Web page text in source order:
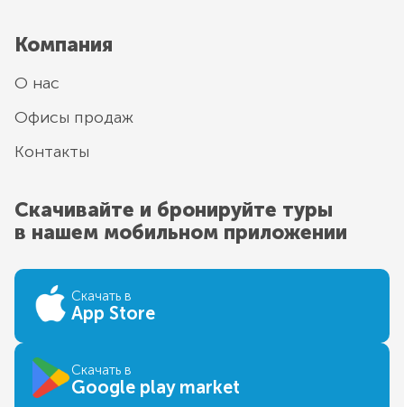
Компания
О нас
Офисы продаж
Контакты
Скачивайте и бронируйте туры
в нашем мобильном приложении
Скачать в
App Store
Скачать в
Google play market